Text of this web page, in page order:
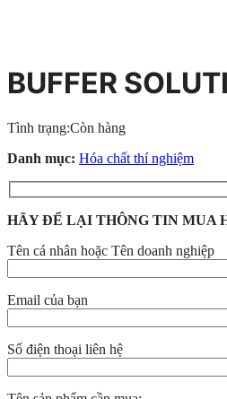
BUFFER
Tình trạng:Còn hàng
Danh mục: Hóa chất thí nghiệm
HÃY ĐỂ LẠI THÔNG TIN MUA
Tên cá nhân hoặc Tên doanh nghiệp
Email của bạn
Số điện thoại liên hệ